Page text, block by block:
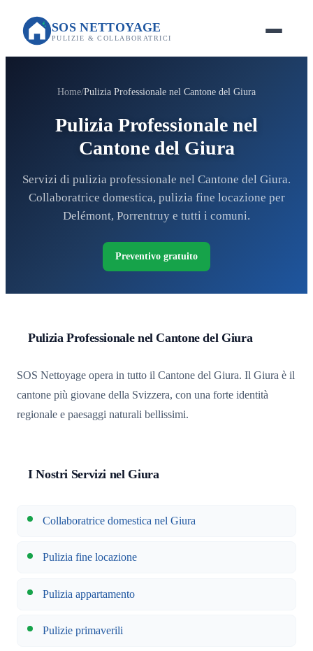
SOS NETTOYAGE
PULIZIE & COLLABORATRICI
Home Pulizia Professionale nel Cantone del Giura
Pulizia Professionale nel
Cantone del Giura
Servizi di pulizia professionale nel Cantone del Giura.
Collaboratrice domestica, pulizia fine locazione per
Delémont, Porrentruy e tutti i comuni.
Preventivo gratuito
Pulizia Professionale nel Cantone del Giura
SOS Nettoyage opera in tutto il Cantone del Giura. Il Giura è il
cantone più giovane della Svizzera, con una forte identità
regionale e paesaggi naturali bellissimi.
I Nostri Servizi nel Giura
Collaboratrice domestica nel Giura
Pulizia fine locazione
Pulizia appartamento
Pulizie primaverili